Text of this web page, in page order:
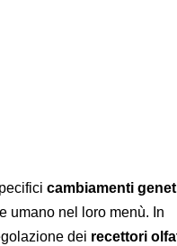
cambiamenti
umano nel loro menù. In
dei recettori